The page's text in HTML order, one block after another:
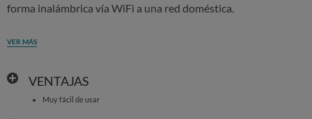
forma inalámbrica vía WiFi a una red doméstica.
VER MÁS
VENTAJAS
Muy fácil de usar